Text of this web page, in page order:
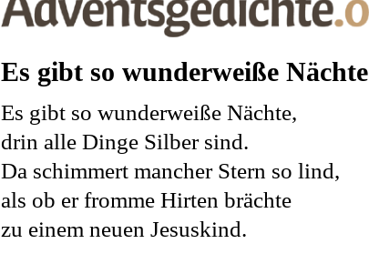
Es gibt so wunderweiße Nächte
Es gibt so wunderweiße Nächte,
drin alle Dinge Silber sind.
Da schimmert mancher Stern so lind,
als ob er fromme Hirten brächte
zu einem neuen Jesuskind.